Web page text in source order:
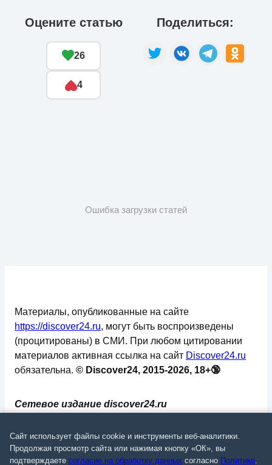
Оцените статью
26
4
Поделиться:
Ошибка загрузки статей
Сетевое издание discover24.ru
надзору в сфере связи, информационных
технологий и массовых коммуникаций
(Роскомнадзор). Регистрационный номер: ЭЛ №
Материалы, опубликованные на сайте
https://discover24.ru, могут быть воспроизведены
(процитированы) в СМИ. При любом цитировании
материалов активная ссылка на сайт Discover24.ru
обязательна. © Discover24, 2015-2026, 18+🔞
Сайт использует файлы cookie и инструменты веб-аналитики.
Продолжая просмотр сайта или нажимая кнопку «ОК», вы
подтверждаете согласие на обработку данных согласно Политике.